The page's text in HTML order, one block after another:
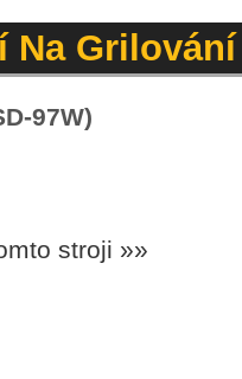
Na Grilování
97W)
stroji »»